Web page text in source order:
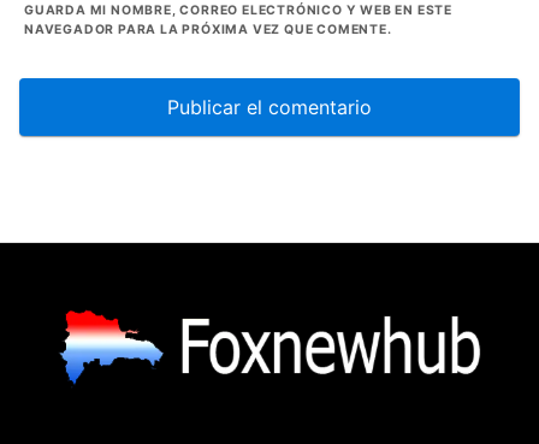
GUARDA MI NOMBRE, CORREO ELECTRÓNICO Y WEB EN ESTE
NAVEGADOR PARA LA PRÓXIMA VEZ QUE COMENTE.